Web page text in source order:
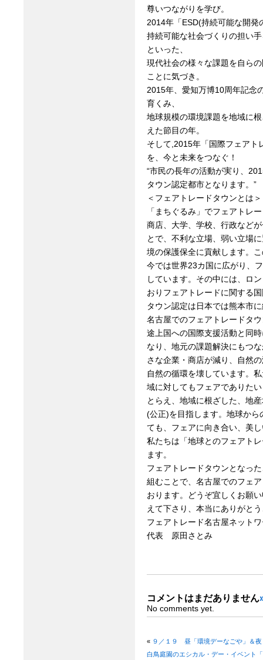
尊いつながりを学び。
2014年「ESD(持続可能な開
持続可能な社会づくりの担い
といった、
現代社会の様々な課題を自ら
ことに気づき。
2015年、愛知万博10周年記念
育くみ、
地球規模の環境課題を地域に
えた節目の年。
そして,2015年「国際フェアト
を、今と未来をつなぐ！
“市民の長年の活動が実り、
タウン認定都市となります。”
＜フェアトレードタウンとは＞
「まちぐるみ」でフェアトレ
商店、大学、学校、行政など
とで、不利な立場、弱い立場
境の保護保全に貢献します。
今では世界23カ国に広がり、
しています。その中には、ロ
おりフェアトレードに関する
タウン認定は日本では熊本市
名古屋でのフェアトレードタ
途上国への国際支援活動と同
なり、地元の課題解決にもつ
さな企業・商店が減り、自然
自然の循環を壊しています。
域に対してもフェアでありた
とらえ、地域に根ざした、地
(公正)を目指します。地球か
ても、フェアに向き合い、美
私たちは「地球とのフェアト
ます。
フェアトレードタウンとなっ
組むことで、名古屋でのフェ
おります。どうぞ宜しくお願
えて下さり、本当にありがと
フェアトレード名古屋ネット
代表 原田さとみ
コメントはまだありません
No comments yet.
« ９／１９ 昼「環境デーなごや」＆
白鳥庭園のエシカル・デー・イベント